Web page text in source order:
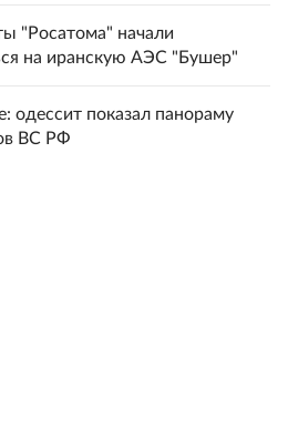
"Росатома" начали
на иранскую АЭС "Бушер"
одессит показал панораму
ВС РФ